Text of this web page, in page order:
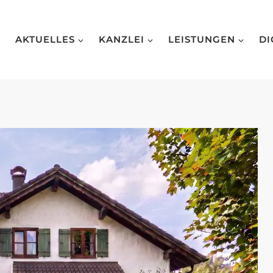
AKTUELLES KANZLEI LEISTUNGEN